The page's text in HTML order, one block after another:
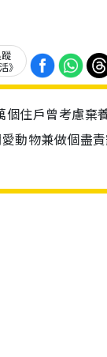
》
個住戶曾考慮棄
動物兼做個盡